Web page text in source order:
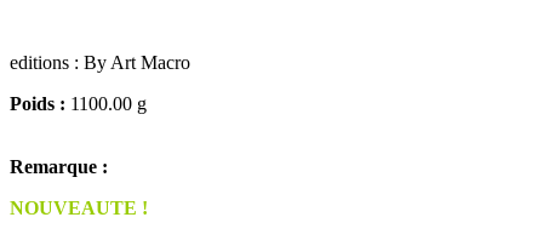
editions : By Art Macro
Poids : 1100.00 g
Remarque :
NOUVEAUTE !